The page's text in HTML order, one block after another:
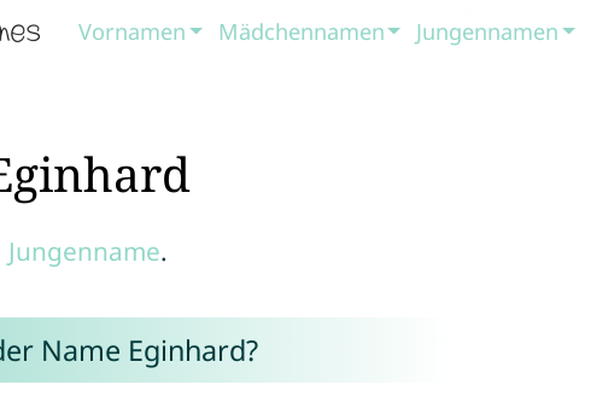
Vornamen Mädchennamen Jungennamen
Jungenname.
Name Eginhard?